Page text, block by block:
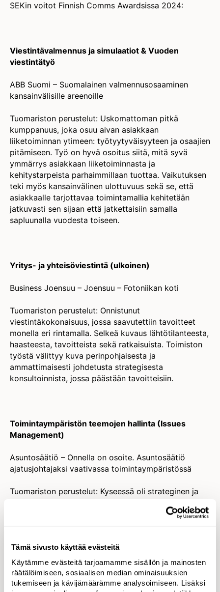
Tämä sivusto käyttää evästeitä
Käytämme evästeitä tarjoamamme sisällön ja mainosten
räätälöimiseen, sosiaalisen median ominaisuuksien
tukemiseen ja kävijämäärämme analysoimiseen. Lisäksi
SEKin voitot Finnish Comms Awardsissa 2024:
Viestintävalmennus ja simulaatiot & Vuoden
viestintätyö
ABB Suomi – Suomalainen valmennusosaaminen
kansainvälisille areenoille
Tuomariston perustelut: Uskomattoman pitkä
kumppanuus, joka osuu aivan asiakkaan
liiketoiminnan ytimeen: työtyytyväisyyteen ja osaajien
pitämiseen. Työ on hyvä osoitus siitä, mitä syvä
ymmärrys asiakkaan liiketoiminnasta ja
kehitystarpeista parhaimmillaan tuottaa. Vaikutuksen
teki myös kansainvälinen ulottuvuus sekä se, että
asiakkaalle tarjottavaa toimintamallia kehitetään
jatkuvasti sen sijaan että jatkettaisiin samalla
sapluunalla vuodesta toiseen.
Yritys- ja yhteisöviestintä (ulkoinen)
Business Joensuu – Joensuu – Fotoniikan koti
Tuomariston perustelut: Onnistunut
viestintäkokonaisuus, jossa saavutettiin tavoitteet
monella eri rintamalla. Selkeä kuvaus lähtötilanteesta,
haasteesta, tavoitteista sekä ratkaisuista. Toimiston
työstä välittyy kuva perinpohjaisesta ja
ammattimaisesti johdetusta strategisesta
konsultoinnista, jossa päästään tavoitteisiin.
Toimintaympäristön teemojen hallinta (Issues
Management)
Asuntosäätiö – Onnella on osoite. Asuntosäätiö
ajatusjohtajaksi vaativassa toimintaympäristössä
Tuomariston perustelut: Kyseessä oli strateginen ja
taidokkaasti asiakkaan koko liiketoimintaa ja
laadittua tutkimusta hyödynnetään tunnettuuden,
maineen ja ajatusjohtajuuden rakentamisessa. Plussaa
tuli myös yhteistyön pitkäjänteisyydestä.